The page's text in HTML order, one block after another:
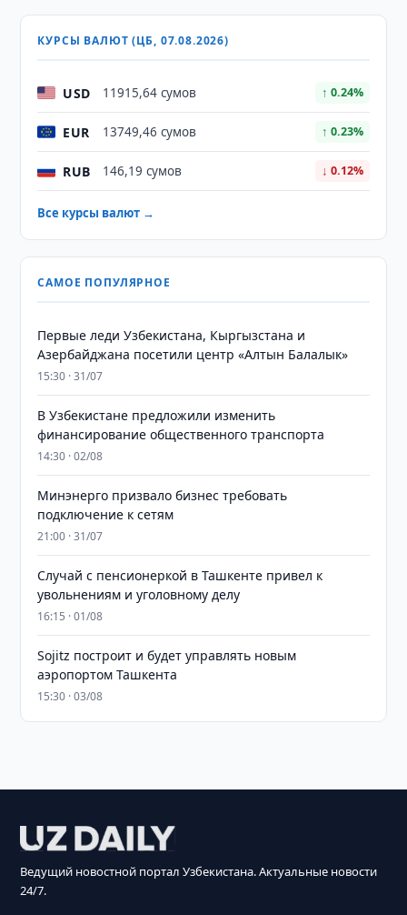
КУРСЫ ВАЛЮТ (ЦБ, 07.08.2026)
USD 11915,64 сумов ↑ 0.24%
EUR 13749,46 сумов ↑ 0.23%
RUB 146,19 сумов ↓ 0.12%
Все курсы валют →
САМОЕ ПОПУЛЯРНОЕ
Первые леди Узбекистана, Кыргызстана и
Азербайджана посетили центр «Алтын Балалык»
15:30 · 31/07
В Узбекистане предложили изменить
финансирование общественного транспорта
14:30 · 02/08
Минэнерго призвало бизнес требовать
подключение к сетям
21:00 · 31/07
Случай с пенсионеркой в Ташкенте привел к
увольнениям и уголовному делу
16:15 · 01/08
Sojitz построит и будет управлять новым
аэропортом Ташкента
15:30 · 03/08
Ведущий новостной портал Узбекистана. Актуальные новости
24/7.